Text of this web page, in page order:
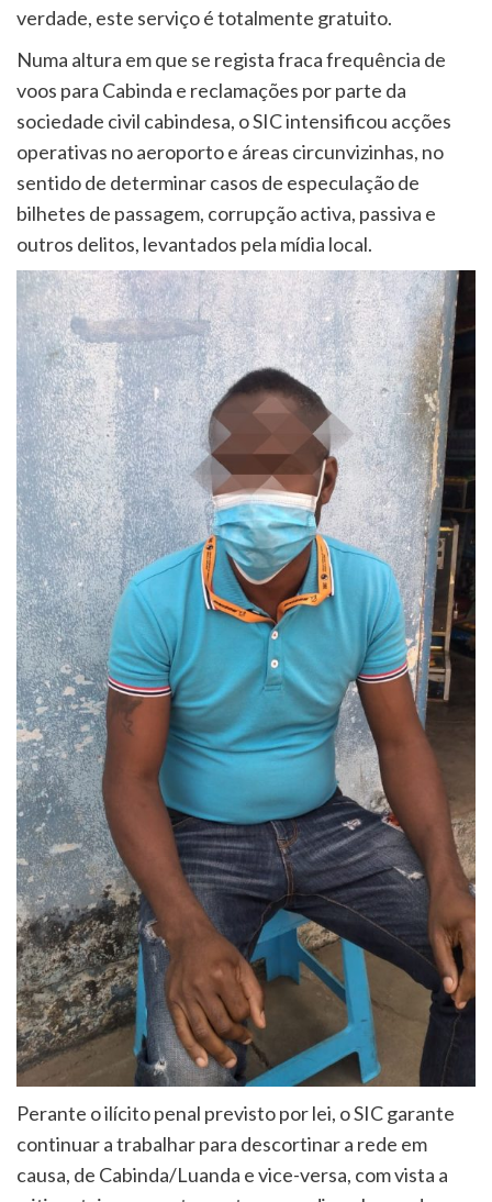
verdade, este serviço é totalmente gratuito.
Numa altura em que se regista fraca frequência de
voos para Cabinda e reclamações por parte da
sociedade civil cabindesa, o SIC intensificou acções
operativas no aeroporto e áreas circunvizinhas, no
sentido de determinar casos de especulação de
bilhetes de passagem, corrupção activa, passiva e
outros delitos, levantados pela mídia local.
Perante o ilícito penal previsto por lei, o SIC garante
continuar a trabalhar para descortinar a rede em
causa, de Cabinda/Luanda e vice-versa, com vista a